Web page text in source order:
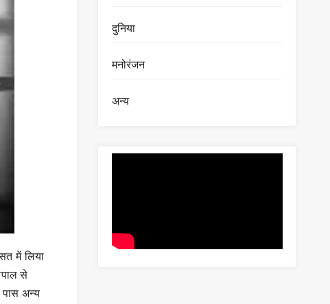
में लिया
से
पास अन्य
दुनिया
मनोरंजन
अन्य